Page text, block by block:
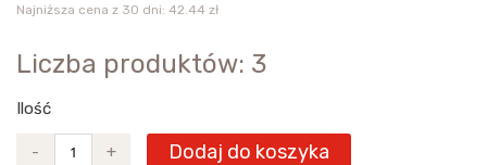
Najniższa cena z 30 dni: 42.44 zł
Liczba produktów: 3
Ilość
- + Dodaj do koszyka